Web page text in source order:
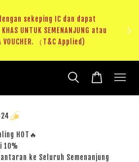
sekeping IC dan dapat
KHAS UNTUK SEMENANJUNG atau
VOUCHER. （T&C Applied)
HOT🔥
10%
ke Seluruh Semenanjung